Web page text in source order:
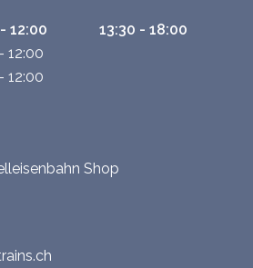
12:00
13:30 - 18:00
12:00
12:00
Shop